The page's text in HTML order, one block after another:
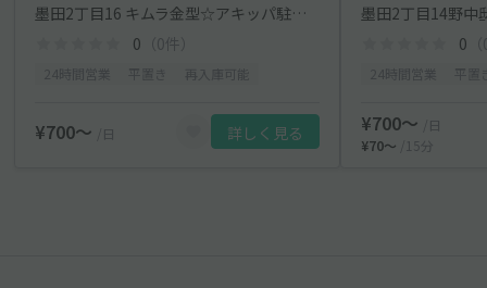
墨田2丁目16 キムラ金型☆アキッパ駐車場
0 （0件）
¥700〜 /日 詳しく見る
墨田2丁目14野
0
¥700〜
/日
¥70〜
/15分